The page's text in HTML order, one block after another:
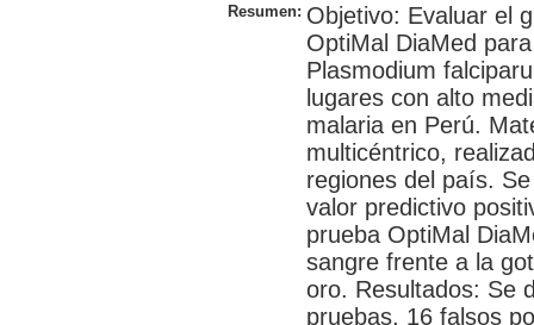
Resumen: Objetivo: Evaluar el
OptiMal DiaMed
Plasmodium
lugares con alto
malaria en Perú.
multicéntrico,
regiones del país.
valor predictivo
prueba OptiMal
sangre frente a la
oro. Resultados: Se
pruebas, 16 falsos